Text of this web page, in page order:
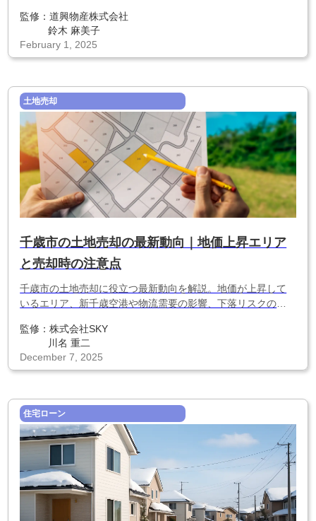
監修：道興物産株式会社
鈴木 麻美子
February 1, 2025
土地売却
千歳市の土地売却の最新動向｜地価上昇エリア
と売却時の注意点
千歳市の土地売却に役立つ最新動向を解説。地価が上昇して
いるエリア、新千歳空港や物流需要の影響、下落リスクのあ
情報をまとめました。
監修：株式会社SKY
川名 重二
December 7, 2025
住宅ローン